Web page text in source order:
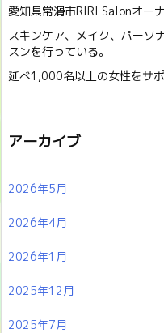
愛知県常滑市RIRI Salonオーナ
スキンケア、メイク、パーソ
スンを行っている。
延べ1,000名以上の女性をサポ
アーカイブ
2026年5月
2026年4月
2026年1月
2025年12月
2025年7月